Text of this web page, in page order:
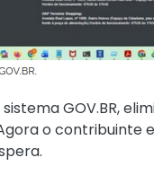
GOV.BR,
o